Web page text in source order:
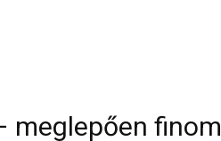
meglepően finom